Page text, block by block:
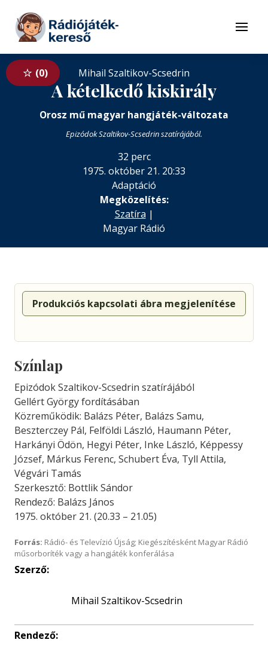
Tovább a tartalomhoz
Menü
0 Mihail Szaltikov-Scsedrin
A kételkedő kiskirály
Orosz mű magyar hangjáték-változata
Epizódok Szaltikov-Scsedrin szatírájából.
32 perc
1975. október 21. 20:33
Adaptáció
Megközelítés:
Szatíra |
Magyar Rádió
Produkciós kapcsolati ábra megjelenítése
Színlap
Epizódok Szaltikov-Scsedrin szatírájából
Gellért György fordításában
Közreműködik: Balázs Péter, Balázs Samu,
Beszterczey Pál, Felföldi László, Haumann Péter,
Harkányi Ödön, Hegyi Péter, Inke László, Képpessy
József, Márkus Ferenc, Schubert Éva, Tyll Attila,
Végvári Tamás
Szerkesztő: Bottlik Sándor
Rendező: Balázs János
1975. október 21. (20.33 – 21.05)
Forrás: Rádió- és Televízió Újság; Kiegészítésként Magyar Rádió
műsorboríték vagy a hangjáték konferálása
Szerző:
Mihail Szaltikov-Scsedrin
Rendező: